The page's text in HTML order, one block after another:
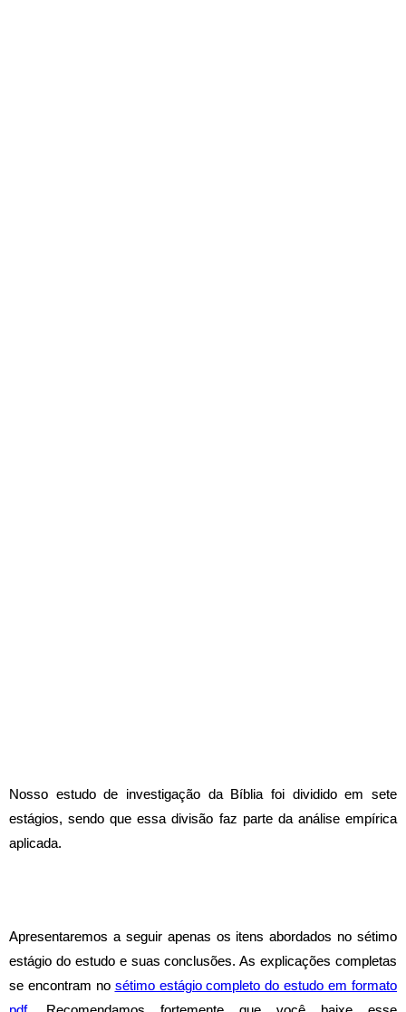
Nosso estudo de investigação da Bíblia foi dividido em sete
estágios, sendo que essa divisão faz parte da análise empírica
aplicada.
Apresentaremos a seguir apenas os itens abordados no sétimo
estágio do estudo e suas conclusões. As explicações completas
se encontram no sétimo estágio completo do estudo em formato